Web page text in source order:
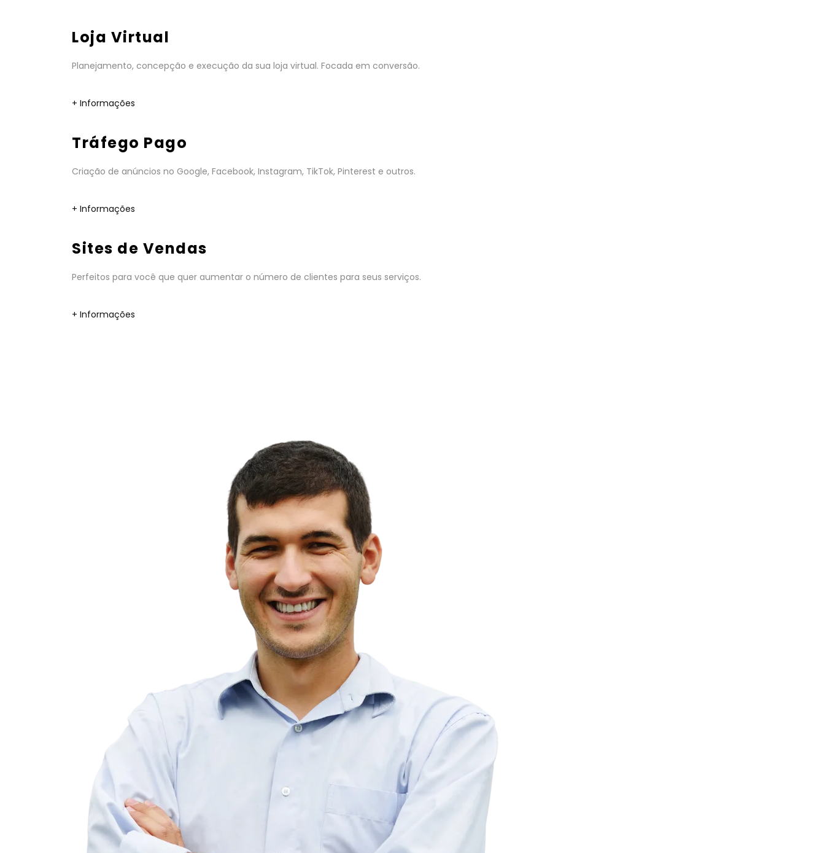
Loja Virtual
Planejamento, concepção e execução da sua loja virtual. Focada em conversão.
+ Informações
Tráfego Pago
Criação de anúncios no Google, Facebook, Instagram, TikTok, Pinterest e outros.
+ Informações
Sites de Vendas
Perfeitos para você que quer aumentar o número de clientes para seus serviços.
+ Informações